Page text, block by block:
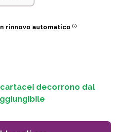
rinnovo automatico
decorrono dal